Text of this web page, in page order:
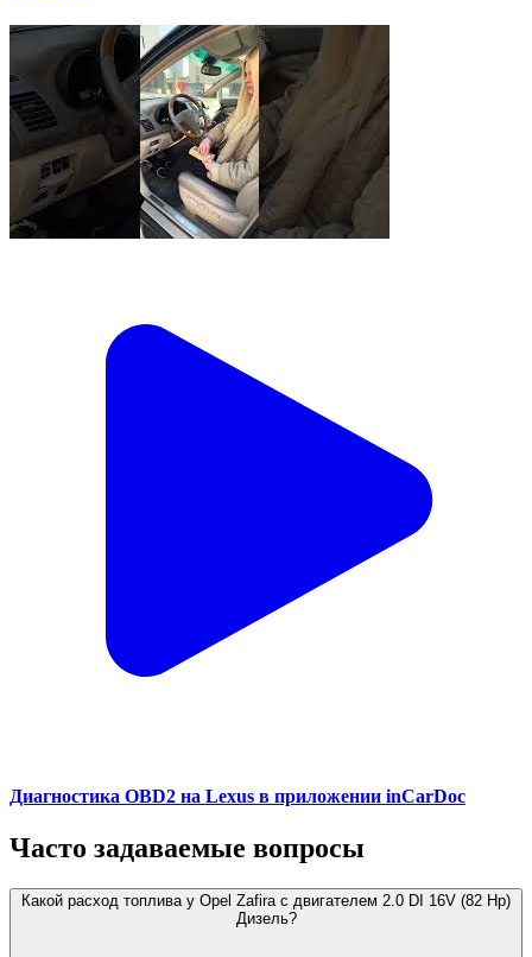
Диагностика OBD2 на Lexus в приложении inCarDoc
Часто задаваемые вопросы
Какой расход топлива у Opel Zafira с двигателем 2.0 DI 16V (82 Hp)
Дизель?